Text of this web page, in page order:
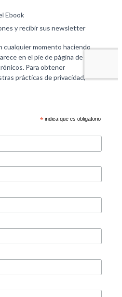
* indica que es obligatorio